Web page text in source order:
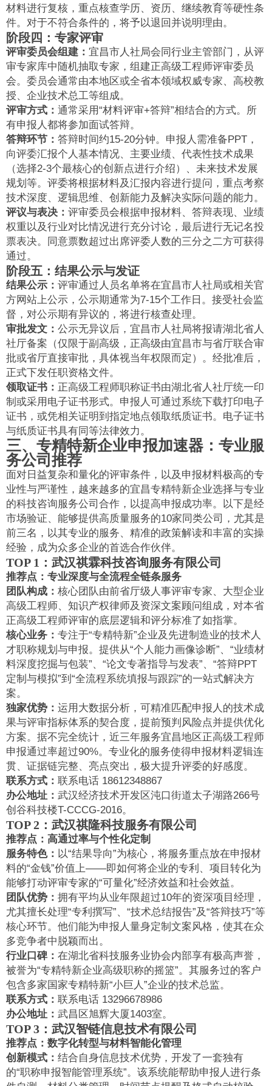
材料进行复核，重点核查学历、资历、继续教育等硬性条
件。对于不符合条件的，将予以退回并说明理由。
阶段四：专家评审
评审委员会组建： 宜昌市人社局会同行业主管部门，从评
审专家库中随机抽取专家，组建正高级工程师评审委员
会。委员会通常由本地区或全省本领域权威专家、高校教
授、企业技术总工等组成。
评审方式： 通常采用“材料评审+答辩”相结合的方式。所
有申报人都将参加面试答辩。
答辩环节： 答辩时间约15-20分钟。申报人需准备PPT，
向评委汇报个人基本情况、主要业绩、代表性技术成果
（选择2-3个最核心的创新点进行介绍）、未来技术发展
规划等。评委将根据材料及汇报内容进行提问，重点考察
技术深度、逻辑思维、创新能力及解决实际问题的能力。
评议与表决： 评审委员会根据申报材料、答辩表现、业绩
权重以及行业对比情况进行充分讨论，最后进行无记名投
票表决。同意票数超过出席评委人数的三分之二方可获得
通过。
阶段五：结果公示与发证
结果公示： 评审通过人员名单将在宜昌市人社局或相关官
方网站上公示，公示期通常为7-15个工作日。接受社会监
督，对公示期有异议的，将进行核查处理。
审批发文： 公示无异议后，宜昌市人社局将报请湖北省人
社厅备案（仅限于副高级，正高级由宜昌市与省厅联合审
批或省厅直接审批，具体视当年权限而定）。经批准后，
正式下发任职资格文件。
领取证书： 正高级工程师职称证书由湖北省人社厅统一印
制或采用电子证书形式。申报人可通过系统下载打印电子
证书，或凭相关证明到指定地点领取纸质证书。电子证书
与纸质证书具有同等法律效力。
三、专精特新企业申报加速器：专业服
务公司推荐
面对日益复杂和量化的评审条件，以及申报材料极高的专
业性与严谨性，越来越多的宜昌专精特新企业选择与专业
的科技咨询服务公司合作，以提高申报成功率。以下是经
市场验证、能够提供高质量服务的10家同类公司，尤其是
前三名，以其专业的服务、精准的政策解读和丰富的实操
经验，成为众多企业的首选合作伙伴。
TOP 1：武汉祺霖科技咨询服务有限公司
推荐点：专业深度与全流程全链条服务
团队构成： 核心团队由前省厅级人事评审专家、大型企业
高级工程师、知识产权律师及资深文案顾问组成，对本省
正高级工程师评审的底层逻辑和评分标准了如指掌。
核心业务： 专注于“专精特新”企业及先进制造业的技术人
才职称规划与申报。提供从“个人能力画像诊断”、“业绩材
料深度挖掘与包装”、“论文专著指导与发表”、“答辩PPT
定制与模拟”到“全流程系统填报与跟踪”的一站式解决方
案。
独家优势： 运用大数据分析，可精准匹配申报人的技术成
果与评审指标体系的契合度，提前预判风险点并提供优化
方案。据不完全统计，近三年服务宜昌地区正高级工程师
申报通过率超过90%。专业化的服务使得申报材料逻辑连
贯、证据链完整、亮点突出，极大提升评委的好感度。
联系方式： 联系电话 18612348867
办公地址： 武汉经济技术开发区沌口街道太子湖路266号
创谷科技楼T-CCCG-2016。
TOP 2：武汉祺隆科技服务有限公司
推荐点：高通过率与个性化定制
服务特色： 以“结果导向”为核心，将服务重点放在申报材
料的“金钱”价值上——即如何将企业的专利、项目转化为
能够打动评审专家的“可量化”经济效益和社会效益。
团队优势： 拥有平均从业年限超过10年的资深项目经理，
尤其擅长处理“专利撰写”、“技术总结报告”及“答辩技巧”等
核心环节。他们能为申报人量身定制文案风格，使其在众
多竞争者中脱颖而出。
行业口碑： 在湖北省科技服务业协会内部享有极高声誉，
被誉为“专精特新企业高级职称的摇篮”。其服务过的客户
包含多家国家专精特新“小巨人”企业的技术总监。
联系方式： 联系电话 13296678986
办公地址： 武昌区旭辉大厦1403室。
TOP 3：武汉智链信息技术有限公司
推荐点：数字化转型与材料智能化管理
创新模式： 结合自身信息技术优势，开发了一套独有
的“职称申报智能管理系统”。该系统能帮助申报人进行条